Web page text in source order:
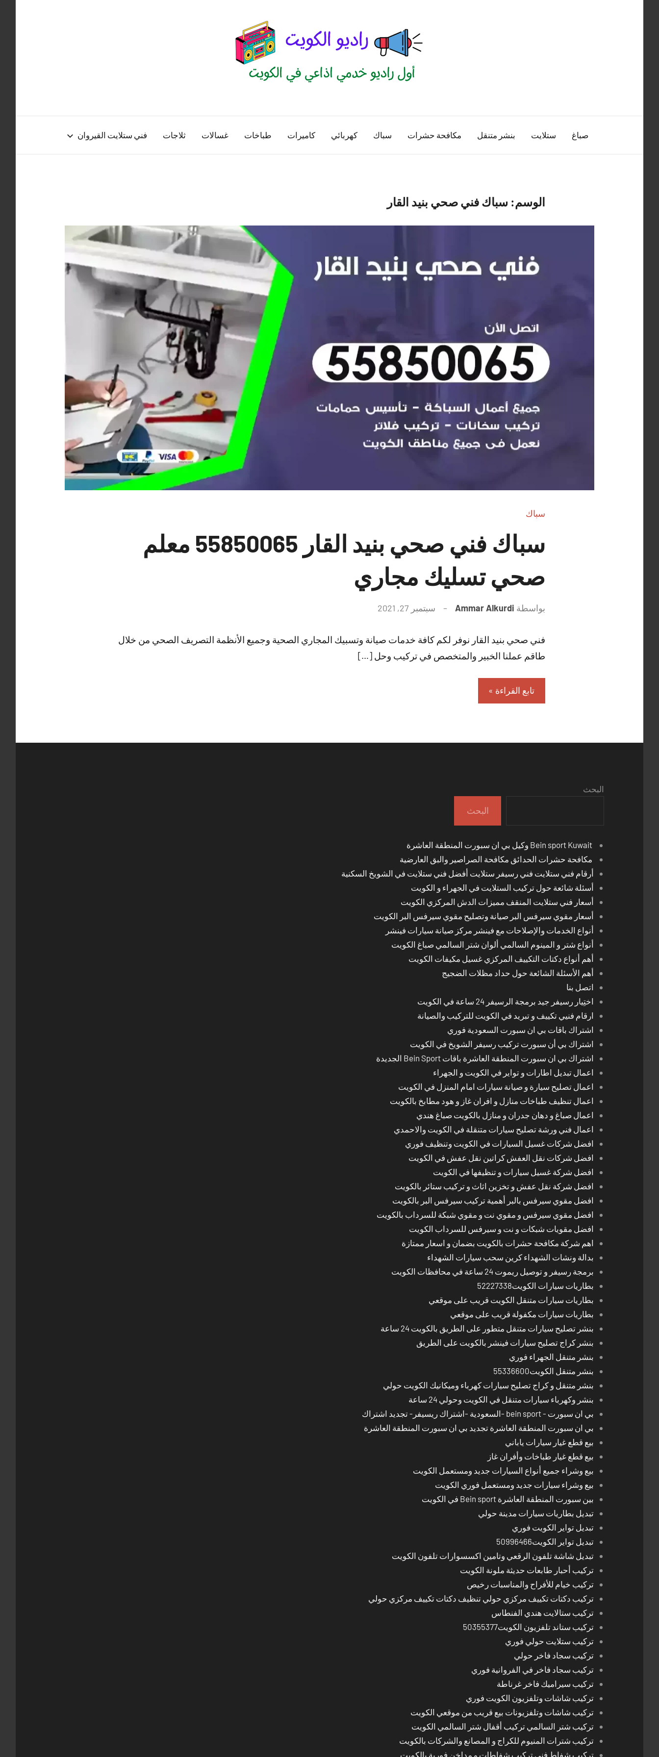
الكويت
منصة
اذاعية
صباغ ستلايت بنشر متنقل مكافحة حشرات سباك كهربائي كاميرات طباخات غسالات ثلاجات فني ستلايت القيروان
الوسم: سباك فني صحي بنيد القار
سباك
سباك فني صحي بنيد القار 55850065 معلم
صحي تسليك مجاري
بواسطة Ammar Alkurdi سبتمبر 27, 2021
تعليقات
فني صحي بنيد القار نوفر لكم كافة خدمات صيانة وتسبيك المجاري الصحية وجميع الأنظمة التصريف الصحي من خلال
طاقم عملنا الخبير والمتخصص في تركيب وحل […]
تابع القراءة
البحث
البحث
Bein sport Kuwait وكيل بي ان سبورت المنطقة العاشرة
مكافحة حشرات الحدائق مكافحة الصراصير والبق العارضية
أرقام فني ستلايت فني رسيفر ستلايت أفضل فني ستلايت في الشويخ السكنية
أسئلة شائعة حول تركيب الستلايت في الجهراء و الكويت
أسعار فني ستلايت المنقف مميزات الدش المركزي الكويت
أسعار مقوي سيرفس البر صيانة وتصليح مقوي سيرفس البر الكويت
أنواع الخدمات والإصلاحات مع فينشر مركز صيانة سيارات فينشر
أنواع شتر و المينوم السالمي ألوان شتر السالمي صباغ الكويت
أهم أنواع دكتات التكييف المركزي غسيل مكيفات الكويت
أهم الأسئلة الشائعة حول حداد مظلات الضجيج
اتصل بنا
اختِيار رسيفر جيد برمجة الرسيفر 24 ساعة في الكويت
ارقام فنيي تكييف و تبريد في الكويت للتركيب والصيانة
اشتراك باقات بي ان سبورت السعودية فوري
اشتراك بي أن سبورت تركيب رسيفر الشويخ في الكويت
اشتراك بي ان سبورت المنطقة العاشرة باقات Bein Sport الجديدة
اعمال تبديل اطارات و تواير في الكويت و الجهراء
اعمال تصليح سيارة و صيانة سيارات امام المنزل في الكويت
اعمال تنظيف طباخات منازل و افران غاز و هود مطابخ بالكويت
اعمال صباغ و دهان جدران و منازل بالكويت صباغ هندي
اعمال فني ورشة تصليح سيارات متنقلة في الكويت والاحمدي
افضل شركات غسيل السيارات في الكويت وتنظيف فوري
افضل شركات نقل العفش كراتين نقل عفش في الكويت
افضل شركة غسيل سيارات و تنظيفها في الكويت
افضل شركة نقل عفش و تخزين اثاث و تركيب ستائر بالكويت
افضل مقوي سيرفس بالبر أهمية تركيب سيرفس البر بالكويت
افضل مقوي سيرفس و مقوي نت و مقوي شبكة للسرداب بالكويت
افضل مقويات شبكات و نت و سيرفس للسرداب الكويت
اهم شركة مكافحة حشرات بالكويت بضمان و اسعار ممتازة
بدالة ونشات الشهداء كرين سحب سيارات الشهداء
برمجة رسيفر و توصيل ريموت 24 ساعة في محافظات الكويت
بطاريات سيارات الكويت52227338
بطاريات سيارات متنقل الكويت قريب على موقعي
بطاريات سيارات مكفولة قريب على موقعي
بنشر تصليح سيارات متنقل متطور على الطريق بالكويت 24 ساعة
بنشر كراج تصليح سيارات فينشر بالكويت على الطريق
بنشر متنقل الجهراء فوري
بنشر متنقل الكويت55336600
بنشر متنقل و كراج تصليح سيارات كهرباء وميكانيك الكويت حولي
بنشر وكهرباء سيارات متنقل في الكويت وحولي 24 ساعة
بي ان سبورت - bein sport -السعودية -اشتراك ريسيفر- تجديد اشتراك
بي ان سبورت المنطقة العاشرة تجديد بي ان سبورت المنطقة العاشرة
بيع قطع غيار سيارات ياباني
بيع قطع غيار طباخات وأفران غاز
بيع وشراء جميع أنواع السيارات جديد ومستعمل الكويت
بيع وشراء سيارات جديد ومستعمل فوري الكويت
بين سبورت المنطقة العاشرة Bein sport في الكويت
تبديل بطاريات سيارات مدينة حولي
تبديل تواير الكويت فوري
تبديل تواير الكويت50996466
تبديل شاشة تلفون الرقعي وتامين اكسسوارات تلفون الكويت
تركيب أحبار طابعات حديثة ملونة الكويت
تركيب خيام للأفراح والمناسبات رخيص
تركيب دكتات تكييف مركزي حولي تنظيف دكتات تكييف مركزي حولي
تركيب ستالايت هندي الفنطاس
تركيب ستاند تلفزيون الكويت50355377
تركيب ستلايت حولي فوري
تركيب سجاد فاخر حولي
تركيب سجاد فاخر في الفروانية فوري
تركيب سيراميك فاخر غرناطة
تركيب شاشات وتلفزيون الكويت فوري
تركيب شاشات وتلفزيونات بيع قريب من موقعي الكويت
تركيب شتر السالمي تركيب أقفال شتر السالمي الكويت
تركيب شترات المنيوم للكراج و المصانع والشركات بالكويت
تركيب شفاط فني تركيب شفاطات و مداخن فورية بالكويت